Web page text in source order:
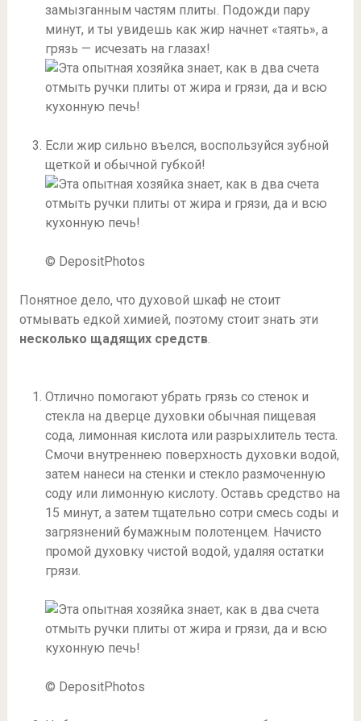
замызганным частям плиты. Подожди пару
минут, и ты увидешь как жир начнет «таять», а
грязь — исчезать на глазах!
Если жир сильно въелся, воспользуйся зубной
щеткой и обычной губкой!
© DepositPhotos
Понятное дело, что духовой шкаф не стоит
отмывать едкой химией, поэтому стоит знать эти
несколько щадящих средств.
Отлично помогают убрать грязь со стенок и
стекла на дверце духовки обычная пищевая
сода, лимонная кислота или разрыхлитель теста.
Смочи внутреннею поверхность духовки водой,
затем нанеси на стенки и стекло размоченную
соду или лимонную кислоту. Оставь средство на
15 минут, а затем тщательно сотри смесь соды и
загрязнений бумажным полотенцем. Начисто
промой духовку чистой водой, удаляя остатки
грязи.
© DepositPhotos